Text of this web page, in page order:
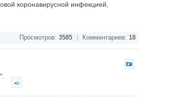
коронавирусной инфекцией,
Просмотров: 3585 Комментариев: 18